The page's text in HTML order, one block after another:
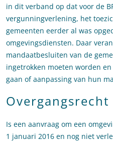
in dit verband op dat voor de
vergunningverlening, het
gemeenten eerder al was
omgevingsdiensten. Daar
mandaatbesluiten van de
ingetrokken moeten worden
gaan of aanpassing van hun
Overgangsrecht
Is een aanvraag om een
1 januari 2016 en nog niet